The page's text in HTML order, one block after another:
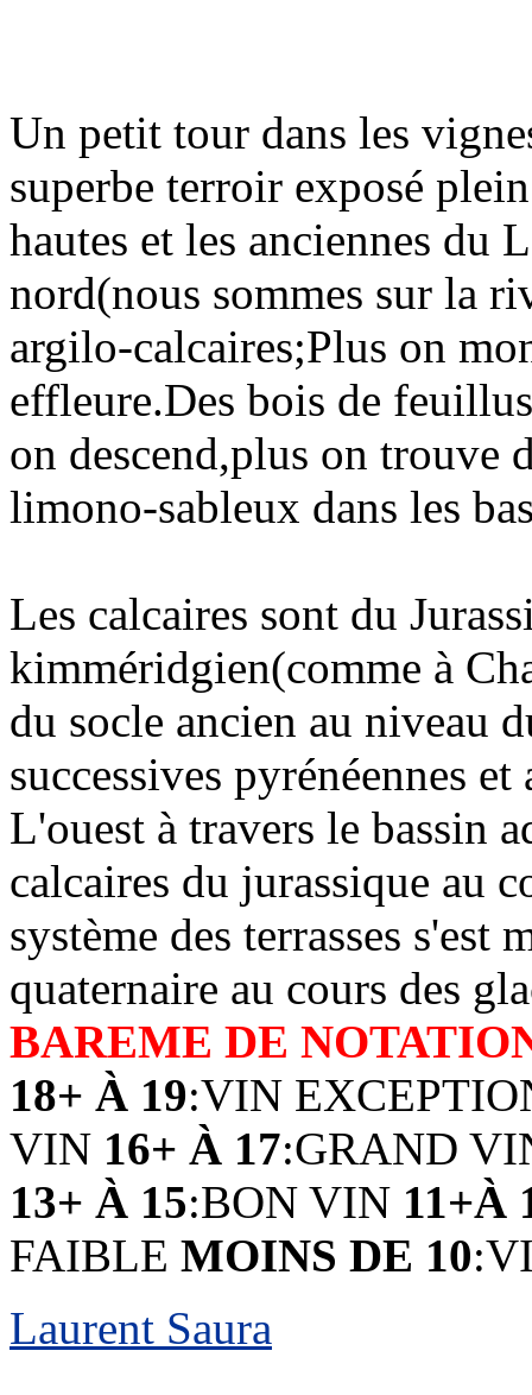
Un petit tour dans les
superbe terroir exposé
hautes et les anciennes du
nord(nous sommes sur la
argilo-calcaires;Plus on
effleure.Des bois de
on descend,plus on trouve
limono-sableux dans les
Les calcaires sont du
kimméridgien(comme à
du socle ancien au niveau
successives pyrénéennes
L'ouest à travers le bassin
calcaires du jurassique au
système des terrasses s'est
quaternaire au cours des
BAREME DE
18+ À 19:VIN
VIN 16+ À 17:GRAND
13+ À 15:BON VIN 11+À
FAIBLE MOINS DE 10
Laurent Saura